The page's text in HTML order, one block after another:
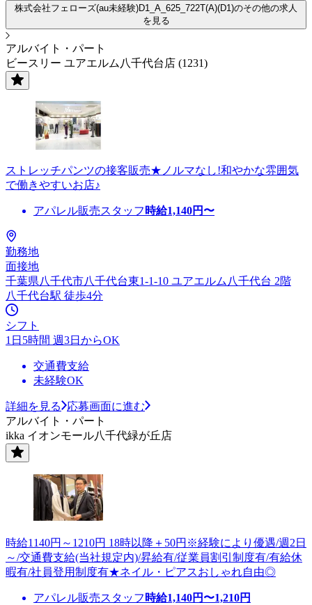
株式会社フェローズ(au未経験)D1_A_625_722T(A)(D1)のその他の求人
を見る
アルバイト・パート
ビースリー ユアエルム八千代台店 (1231)
ストレッチパンツの接客販売★ノルマなし!和やかな雰囲気
で働きやすいお店♪
アパレル販売スタッフ 時給1,140円〜
勤務地
面接地
千葉県八千代市八千代台東1-1-10 ユアエルム八千代台 2階
八千代台駅 徒歩4分
シフト
1日5時間 週3日からOK
交通費支給
未経験OK
詳細を見る
応募画面に進む
アルバイト・パート
ikka イオンモール八千代緑が丘店
時給1140円～1210円 18時以降＋50円※経験により優遇/週2日
～/交通費支給(当社規定内)/昇給有/従業員割引制度有/有給休
暇有/社員登用制度有★ネイル・ピアスおしゃれ自由◎
アパレル販売スタッフ 時給1,140円〜1,210円